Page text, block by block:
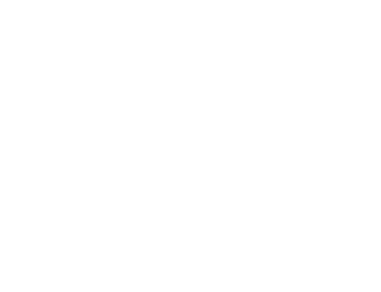
bietet zahlreiche